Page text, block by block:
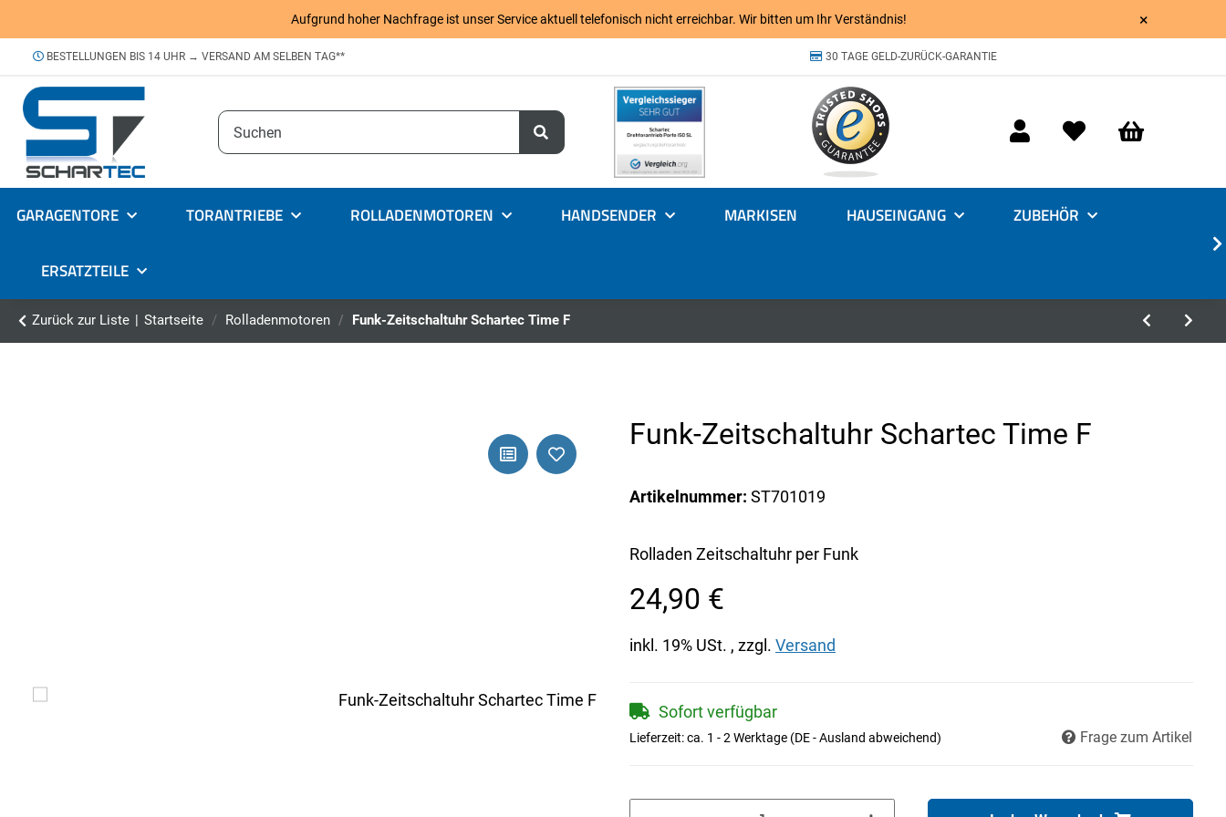
Aufgrund hoher Nachfrage ist unser Service aktuell telefonisch nicht erreichbar. Wir bitten um Ihr Verständnis! ×
BESTELLUNGEN BIS 14 UHR → VERSAND AM SELBEN TAG** 30 TAGE GELD-ZURÜCK-GARANTIE
GARAGENTORE TORANTRIEBE ROLLADENMOTOREN HANDSENDER MARKISEN HAUSEINGANG ZUBEHÖR
ERSATZTEILE
Zurück zur Liste Startseite Rolladenmotoren Funk-Zeitschaltuhr Schartec Time F
Funk-Zeitschaltuhr Schartec Time F
Artikelnummer: ST701019
Rolladen Zeitschaltuhr per Funk
24,90 €
inkl. 19% USt. , zzgl. Versand
Sofort verfügbar
Lieferzeit:ca. 1 - 2 Werktage (DE - Ausland abweichend) Frage zum Artikel